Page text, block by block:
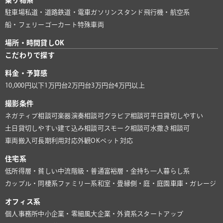
駐車場私道・道路鉄道・電車 ガソリンスタンド 飛行機・航空系
船・フェリー ゴーカート特殊車両
場所・時間貸しOK
こだわりで探す
料金・予算感
10,000円以下1万円台2万円台3万円台4万円以上
撮影条件
ネガティブ相談可楽器演奏相談可 グラビア相談可 平日貸切しやすい
土日貸切しやすい建て込み相談可 スモーク相談可 水撒き相談可
車両搬入可長期利用対応外観OKペット対応
住宅系
低所得層・貧しい中流階級・普通富裕層・金持ち 一人暮らし系
カップル・同棲系ファミリー系和室・畳縁側・庭・庭園 車庫・ガレージ
オフィス系
個人事務所中小企業・零細風大企業・外資系スタートアップ